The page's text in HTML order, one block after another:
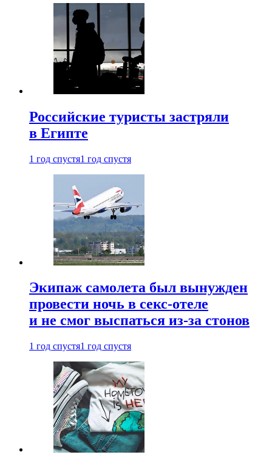
Российские туристы застряли
в Египте
1 год спустя1 год спустя
Экипаж самолета был вынужден
провести ночь в секс-отеле
и не смог выспаться из-за стонов
1 год спустя1 год спустя